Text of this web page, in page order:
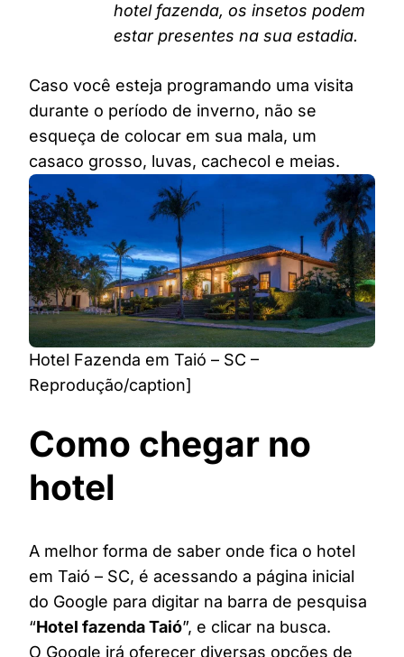
hotel fazenda, os insetos podem
estar presentes na sua estadia.
Caso você esteja programando uma visita
durante o período de inverno, não se
esqueça de colocar em sua mala, um
casaco grosso, luvas, cachecol e meias.
Hotel Fazenda em Taió – SC –
Reprodução/caption]
Como chegar no
hotel
A melhor forma de saber onde fica o hotel
em Taió – SC, é acessando a página inicial
do Google para digitar na barra de pesquisa
“Hotel fazenda Taió”, e clicar na busca.
O Google irá oferecer diversas opções de